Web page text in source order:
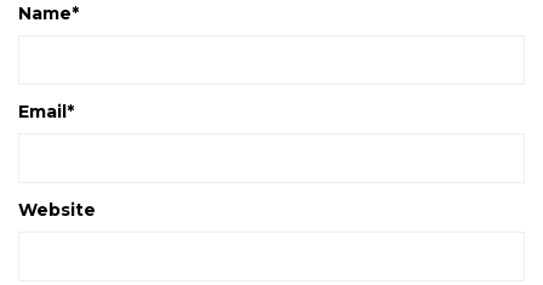
Name*
Email*
Website